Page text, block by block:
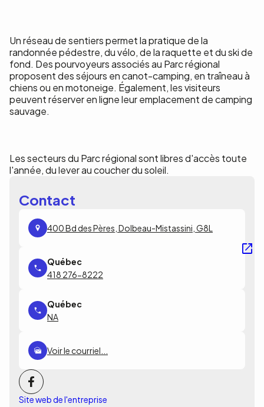
Un réseau de sentiers permet la pratique de la
randonnée pédestre, du vélo, de la raquette et du ski de
fond. Des pourvoyeurs associés au Parc régional
proposent des séjours en canot-camping, en traîneau à
chiens ou en motoneige. Également, les visiteurs
peuvent réserver en ligne leur emplacement de camping
sauvage.
Les secteurs du Parc régional sont libres d'accès toute
l'année, du lever au coucher du soleil.
Contact
400 Bd des Pères, Dolbeau-Mistassini, G8L
418 276-8222
NA
Voir le courriel...
Site web de l'entreprise